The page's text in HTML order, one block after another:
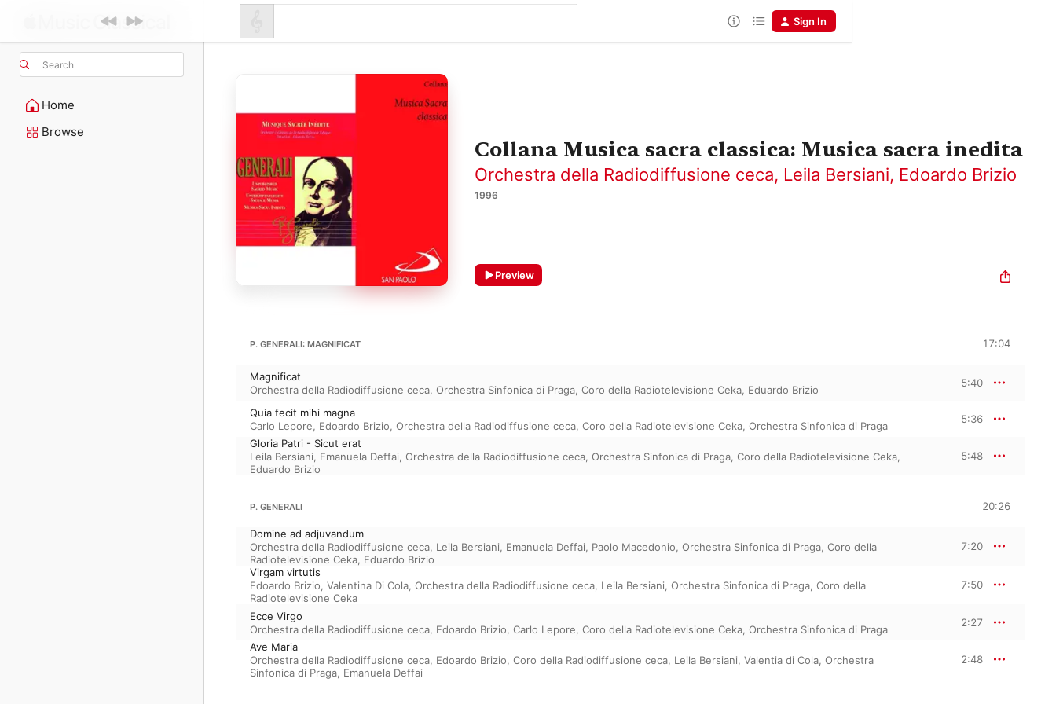
Search
Home
Browse
Sign In
Collana Musica sacra classica: Musica sacra inedita
Orchestra della Radiodiffusione ceca, Leila Bersiani, Edoardo Brizio
1996
Preview
P. GENERALI: MAGNIFICAT 17:04
Magnificat
Orchestra della Radiodiffusione ceca, Orchestra Sinfonica di Praga, Coro della Radiotelevisione Ceka, Eduardo Brizio
5:40
Quia fecit mihi magna
Carlo Lepore, Edoardo Brizio, Orchestra della Radiodiffusione ceca, Coro della Radiotelevisione Ceka, Orchestra Sinfonica di Praga
5:36
Gloria Patri - Sicut erat
Leila Bersiani, Emanuela Deffai, Orchestra della Radiodiffusione ceca, Orchestra Sinfonica di Praga, Coro della Radiotelevisione Ceka,
Eduardo Brizio
5:48
P. GENERALI 20:26
Domine ad adjuvandum
Orchestra della Radiodiffusione ceca, Leila Bersiani, Emanuela Deffai, Paolo Macedonio, Orchestra Sinfonica di Praga, Coro della
Radiotelevisione Ceka, Eduardo Brizio
7:20
Virgam virtutis
Edoardo Brizio, Valentina Di Cola, Orchestra della Radiodiffusione ceca, Leila Bersiani, Orchestra Sinfonica di Praga, Coro della
Radiotelevisione Ceka
7:50
Ecce Virgo
Orchestra della Radiodiffusione ceca, Edoardo Brizio, Carlo Lepore, Coro della Radiotelevisione Ceka, Orchestra Sinfonica di Praga
2:27
Ave Maria
Orchestra della Radiodiffusione ceca, Edoardo Brizio, Coro della Radiodiffusione ceca, Leila Bersiani, Valentia di Cola, Orchestra
Sinfonica di Praga, Emanuela Deffai
2:48